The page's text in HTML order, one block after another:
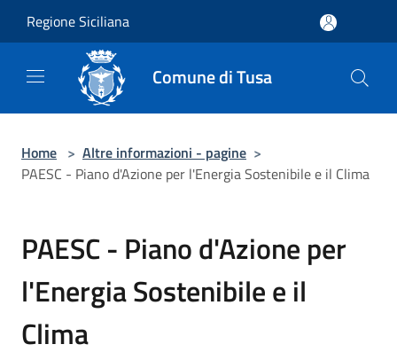
Regione Siciliana
Comune di Tusa
Home > Altre informazioni - pagine >
PAESC - Piano d'Azione per l'Energia Sostenibile e il Clima
PAESC - Piano d'Azione per
l'Energia Sostenibile e il
Clima